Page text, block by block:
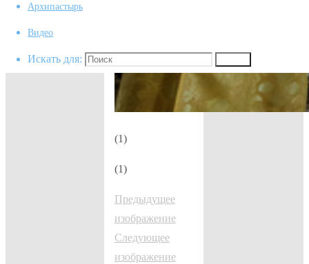
Архипастырь
Видео
Искать для:
(1)
(1)
Предыдущее
изображение
Следующее
изображение